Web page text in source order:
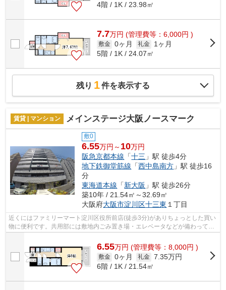
4階 / 1K / 23.98㎡
7.7万円 (管理費等：6,000円 )
敷金 0ヶ月 礼金
1ヶ月
5階 / 1K / 24.07㎡
残り 1件を表示する
賃貸 | マンション メインステージ大阪ノースマーク
敷0
6.55万円～ 10万円
阪急京都本線 「十三 」駅 徒歩4分
地下鉄御堂筋線 「西中島南方 」駅 徒歩16
分
東海道本線 「新大阪 」駅 徒歩26分
築10年 / 21.54㎡～32.69㎡
大阪府大阪市淀川区十三東 １丁目
近くにはファミリーマート淀川区役所前店(徒歩3分)がありちょっとした買い
物に便利です。共用部には敷地内ごみ置き場・エレベータなどが備わってお
りとても充実しています。風通しが良...
6.55万円 (管理費等：8,000円 )
敷金 0ヶ月 礼金 7.35万円
6階 / 1K / 21.54㎡